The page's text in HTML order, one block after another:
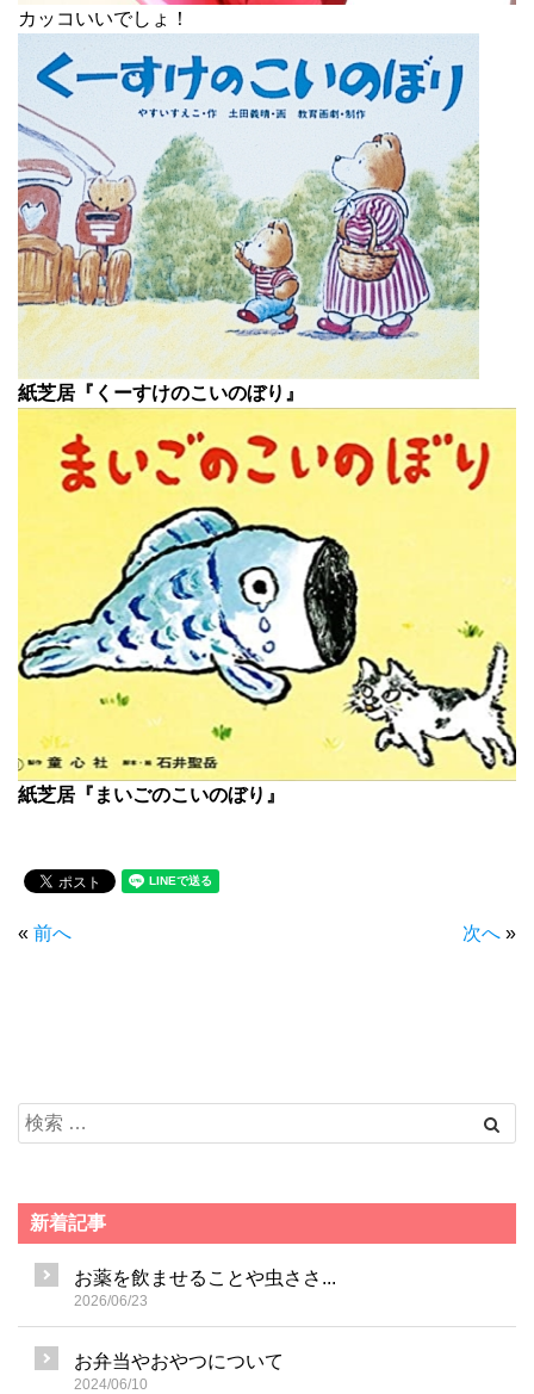
カッコいいでしょ！
紙芝居『くーすけのこいのぼり』
紙芝居『まいごのこいのぼり』
« 前へ 次へ »
新着記事
お薬を飲ませることや虫ささ...
2026/06/23
お弁当やおやつについて
2024/06/10